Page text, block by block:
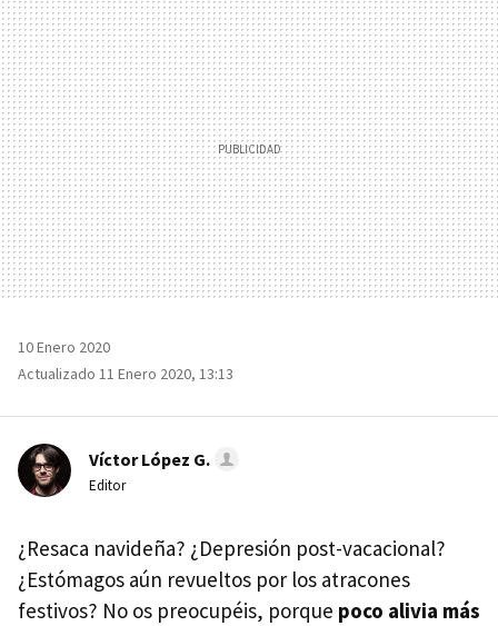
MAIL
10 Enero 2020
Actualizado 11 Enero 2020, 13:13
Víctor López G.
Editor
¿Resaca navideña? ¿Depresión post-vacacional?
¿Estómagos aún revueltos por los atracones
festivos? No os preocupéis, porque poco alivia más